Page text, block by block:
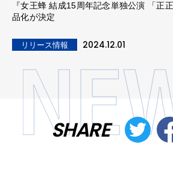
『女王蜂 結成15周年記念単独公演 「正
品化が決定
リリース情報 2024.12.01
SHARE